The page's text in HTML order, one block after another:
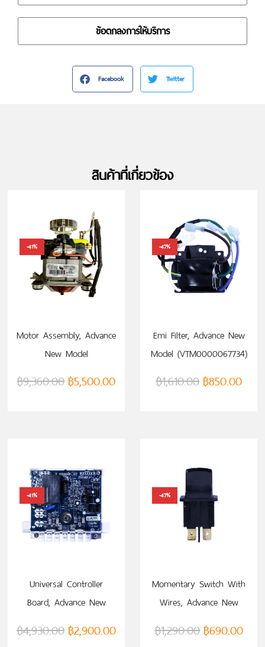
ข้อตกลงการให้บริการ
Facebook Twitter
สินค้าที่เกี่ยวข้อง
-41%
Motor Assembly, Advance
New Model
(VTM0000067731)
฿9,360.00 ฿5,500.00
-47%
Emi Filter, Advance New
Model (VTM0000067734)
฿1,610.00 ฿850.00
-41%
Universal Controller
Board, Advance New
฿4,930.00 ฿2,900.00
-47%
Momentary Switch With
Wires, Advance New
฿1,290.00 ฿690.00